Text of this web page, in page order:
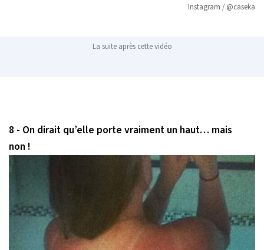
Instagram / @caseka
La suite après cette vidéo
8 - On dirait qu’elle porte vraiment un haut… mais
non !